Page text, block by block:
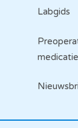
Labgids